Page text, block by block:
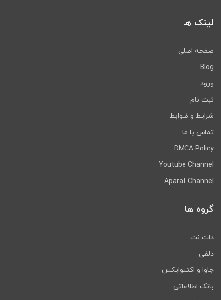
لینک ها
صفحه اصلی
Blog
ورود
ثبت نام
شرایط و ضوابط
تماس با ما
DMCA Policy
Youtube Channel
Aparat Channel
گروه ها
دات نت
دلفی
جاوا و اکتیوایکس
بانک اطلاعاتی